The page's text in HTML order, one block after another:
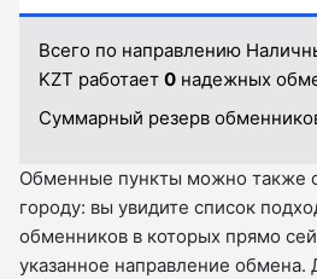
Всего по направлению
KZT работает 0 надежных
Суммарный резерв
Обменные пункты можно также
городу: вы увидите список
обменников в которых прямо
указанное направление обмена.